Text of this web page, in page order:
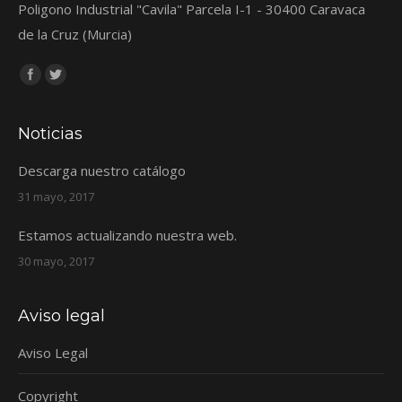
Poligono Industrial "Cavila" Parcela I-1 - 30400 Caravaca
de la Cruz (Murcia)
Encuéntranos en:
Facebook
Twitter
Noticias
Descarga nuestro catálogo
31 mayo, 2017
Estamos actualizando nuestra web.
30 mayo, 2017
Aviso legal
Aviso Legal
Copyright